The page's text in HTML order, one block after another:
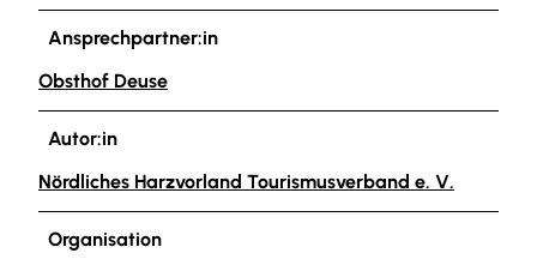
Ansprechpartner:in
Obsthof Deuse
Autor:in
Nördliches Harzvorland Tourismusverband e. V.
Organisation